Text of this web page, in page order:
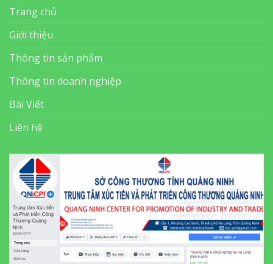
Trang chủ
Giới thiệu
Thông tin sản phẩm
Thông tin doanh nghiệp
Bài Viết
Liên hệ